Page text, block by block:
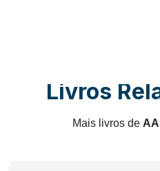
Livros
Mais livros de